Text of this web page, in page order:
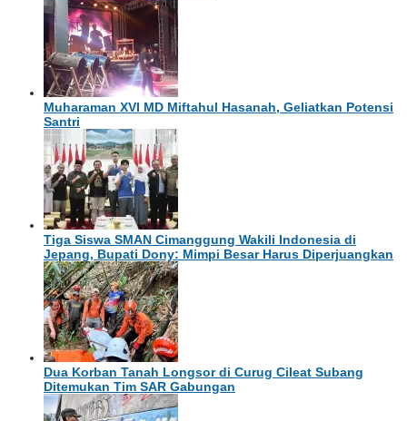
Muharaman XVI MD Miftahul Hasanah, Geliatkan Potensi
Santri
Tiga Siswa SMAN Cimanggung Wakili Indonesia di
Jepang, Bupati Dony: Mimpi Besar Harus Diperjuangkan
Dua Korban Tanah Longsor di Curug Cileat Subang
Ditemukan Tim SAR Gabungan